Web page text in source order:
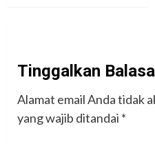
Tinggalkan
Alamat email Anda tidak
yang wajib ditandai *